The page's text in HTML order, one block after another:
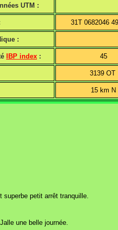
UTM :
31T 0682046
:
IBP index : 45
3139 OT
15 km N
petit arrêt tranquille.
une belle journée.